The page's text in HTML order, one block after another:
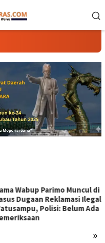
»
Wabup Parimo Muncul di
Dugaan Reklamasi Ilegal
Polisi: Belum Ada